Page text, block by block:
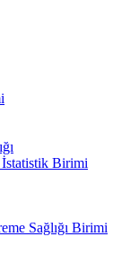
Birimi
Sağlığı Birimi